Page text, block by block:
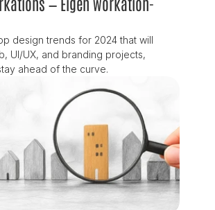
design trends for 2024 that will
UI/UX, and branding projects,
ahead of the curve.